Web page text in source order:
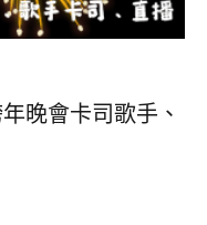
晚會卡司歌手、